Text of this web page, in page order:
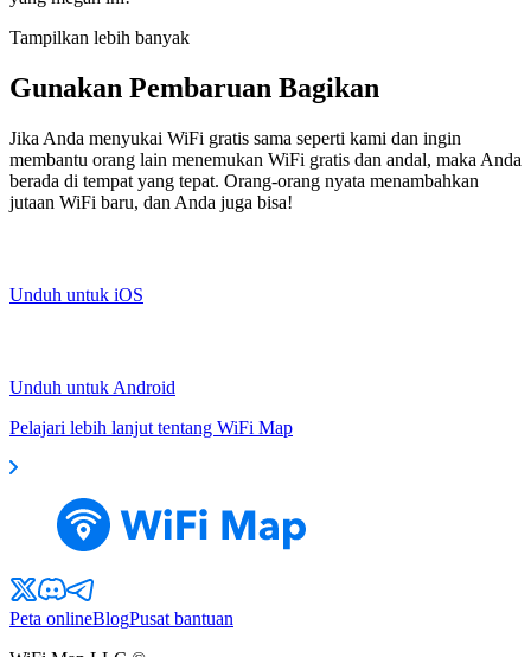
Tampilkan lebih banyak
Gunakan Pembaruan Bagikan
Jika Anda menyukai WiFi gratis sama seperti kami dan ingin
membantu orang lain menemukan WiFi gratis dan andal, maka Anda
berada di tempat yang tepat. Orang-orang nyata menambahkan
jutaan WiFi baru, dan Anda juga bisa!
Unduh untuk iOS
Unduh untuk Android
Pelajari lebih lanjut tentang WiFi Map
Peta onlineBlogPusat bantuan